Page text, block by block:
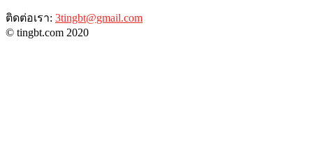
ติดต่อเรา: 3tingbt@gmail.com
© tingbt.com 2020